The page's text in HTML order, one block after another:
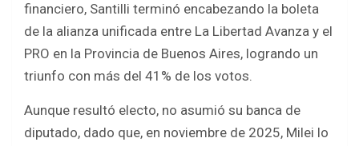
financiero, Santilli terminó encabezando la boleta
de la alianza unificada entre La Libertad Avanza y el
PRO en la Provincia de Buenos Aires, logrando un
triunfo con más del 41% de los votos.
Aunque resultó electo, no asumió su banca de
diputado, dado que, en noviembre de 2025, Milei lo